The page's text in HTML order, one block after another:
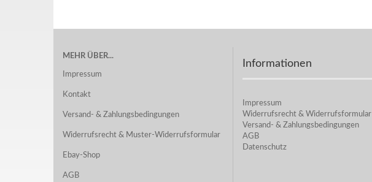
MEHR ÜBER...
Impressum
Kontakt
Versand- & Zahlungsbedingungen
Widerrufsrecht & Muster-Widerrufsformular
Ebay-Shop
AGB
Informationen
Impressum
Widerrufsrecht & Widerrufsformular
Versand- & Zahlungsbedingungen
AGB
Datenschutz